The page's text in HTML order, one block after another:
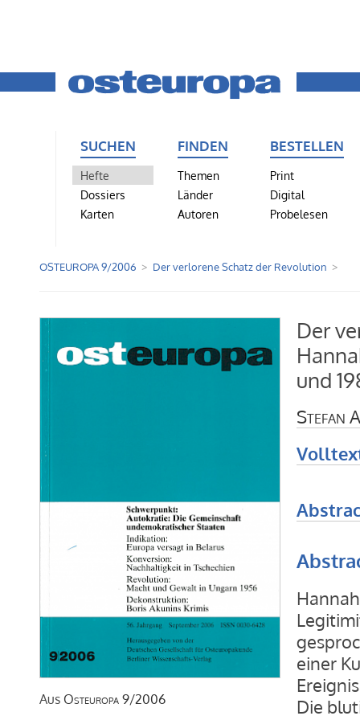
SUCHEN
Hefte
Dossiers
Karten
FINDEN
Themen
Länder
Autoren
BESTELLEN
Print
Digital
Probelesen
OSTEUROPA 9/2006 Der verlorene Schatz der Revolution
Aus Osteuropa 9/2006
Der
und
Stefan
einer
Die